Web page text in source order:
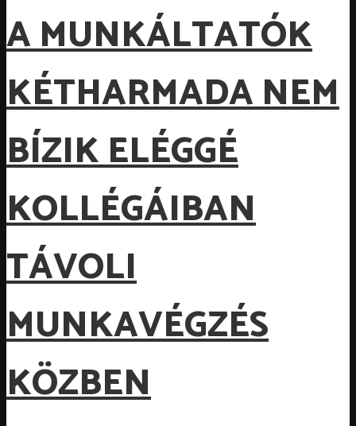
A MUNKÁLTATÓK
KÉTHARMADA NEM
BÍZIK ELÉGGÉ
KOLLÉGÁIBAN
TÁVOLI
MUNKAVÉGZÉS
KÖZBEN